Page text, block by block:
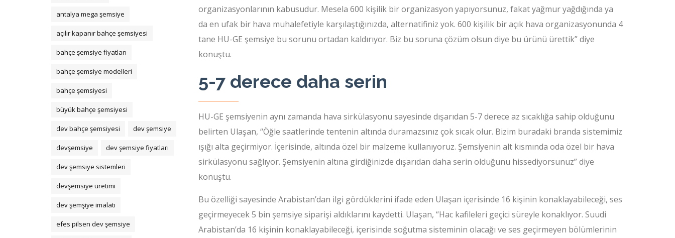
organizasyonlarının kabusudur. Mesela 600 kişilik bir organizasyon yapıyorsunuz, fakat yağmur yağdığında ya
da en ufak bir hava muhalefetiyle karşılaştığınızda, alternatifiniz yok. 600 kişilik bir açık hava organizasyonunda 4
tane HU-GE şemsiye bu sorunu ortadan kaldırıyor. Biz bu soruna çözüm olsun diye bu ürünü ürettik” diye
konuştu.
5-7 derece daha serin
HU-GE şemsiyenin aynı zamanda hava sirkülasyonu sayesinde dışarıdan 5-7 derece az sıcaklığa sahip olduğunu
belirten Ulaşan, “Öğle saatlerinde tentenin altında duramazsınız çok sıcak olur. Bizim buradaki branda sistemimiz
ışığı alta geçirmiyor. İçerisinde, altında özel bir malzeme kullanıyoruz. Şemsiyenin alt kısmında oda özel bir hava
sirkülasyonu sağlıyor. Şemsiyenin altına girdiğinizde dışarıdan daha serin olduğunu hissediyorsunuz” diye
konuştu.
Bu özelliği sayesinde Arabistan’dan ilgi gördüklerini ifade eden Ulaşan içerisinde 16 kişinin konaklayabileceği, ses
geçirmeyecek 5 bin şemsiye siparişi aldıklarını kaydetti. Ulaşan, “Hac kafileleri geçici süreyle konaklıyor. Suudi
Arabistan’da 16 kişinin konaklayabileceği, içerisinde soğutma sisteminin olacağı ve ses geçirmeyen bölümlerinin
antalya mega şemsiye
açılır kapanır bahçe şemsiyesi
bahçe şemsiye fiyatları
bahçe şemsiye modelleri
bahçe şemsiyesi
büyük bahçe şemsiyesi
dev bahçe şemsiyesi dev şemsiye
devşemsiye dev şemsiye fiyatları
dev şemsiye sistemleri
devşemsiye üretimi
dev şemşiye imalatı
efes pilsen dev şemsiye